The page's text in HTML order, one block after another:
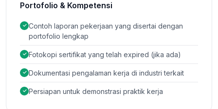
Portofolio & Kompetensi
Contoh laporan pekerjaan yang disertai dengan
portofolio lengkap
Fotokopi sertifikat yang telah expired (jika ada)
Dokumentasi pengalaman kerja di industri terkait
Persiapan untuk demonstrasi praktik kerja